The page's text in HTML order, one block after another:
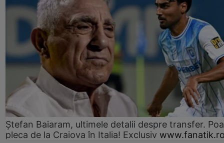
Ștefan Baiaram, ultimele detalii despre transfer.
pleca de la Craiova în Italia! Exclusiv